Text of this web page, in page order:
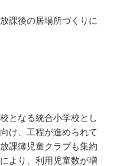
課後の居場所づくりに
となる統合小学校とし
け、工程が進められて
課簿児童クラブも集約
より、利用児童数が増